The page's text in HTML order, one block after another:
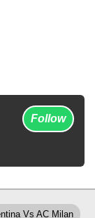
Follow
Vs AC Milan